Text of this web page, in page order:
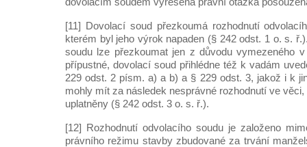
[11] Dovolací soud přezkoumá rozhodnutí
kterém byl jeho výrok napaden (§ 242 odst. 1 o. s.
soudu lze přezkoumat jen z důvodu vymezeného
přípustné, dovolací soud přihlédne též k vadám
229 odst. 2 písm. a) a b) a § 229 odst. 3, jakož i k
mohly mít za následek nesprávné rozhodnutí ve
uplatněny (§ 242 odst. 3 o. s. ř.).
[12] Rozhodnutí odvolacího soudu je založeno
právního režimu stavby zbudované za trvání